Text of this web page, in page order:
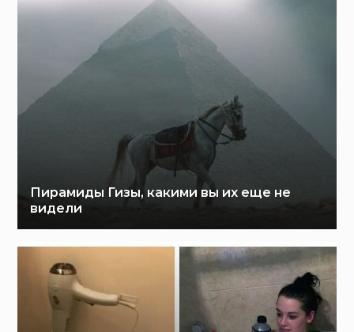
Пирамиды Гизы, какими вы их еще не
видели